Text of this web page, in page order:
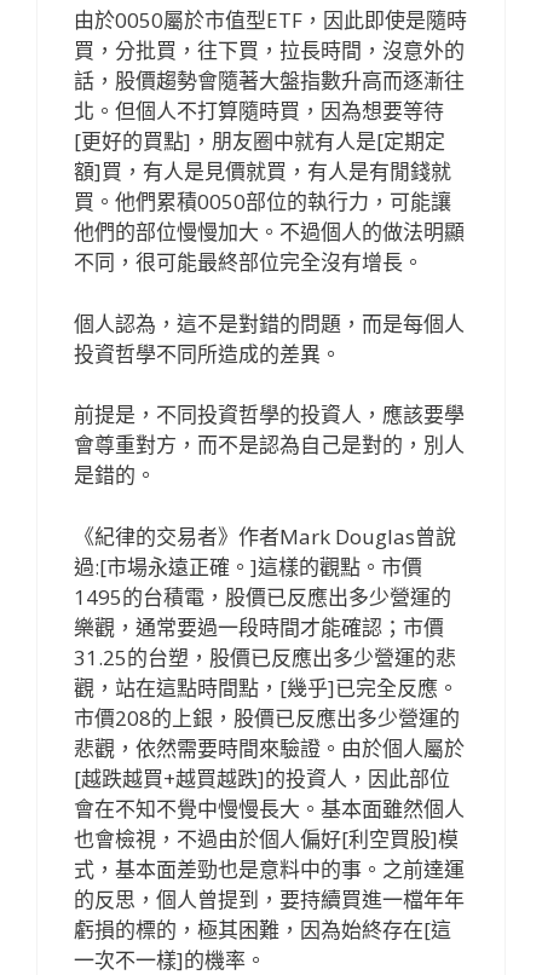
由於0050屬於市值型ETF，因此即使是隨時
買，分批買，往下買，拉長時間，沒意外的
話，股價趨勢會隨著大盤指數升高而逐漸往
北。但個人不打算隨時買，因為想要等待
[更好的買點]，朋友圈中就有人是[定期定
額]買，有人是見價就買，有人是有閒錢就
買。他們累積0050部位的執行力，可能讓
他們的部位慢慢加大。不過個人的做法明顯
不同，很可能最終部位完全沒有增長。
個人認為，這不是對錯的問題，而是每個人
投資哲學不同所造成的差異。
前提是，不同投資哲學的投資人，應該要學
會尊重對方，而不是認為自己是對的，別人
是錯的。
《紀律的交易者》作者Mark Douglas曾說
過:[市場永遠正確。]這樣的觀點。市價
1495的台積電，股價已反應出多少營運的
樂觀，通常要過一段時間才能確認；市價
31.25的台塑，股價已反應出多少營運的悲
觀，站在這點時間點，[幾乎]已完全反應。
市價208的上銀，股價已反應出多少營運的
悲觀，依然需要時間來驗證。由於個人屬於
[越跌越買+越買越跌]的投資人，因此部位
會在不知不覺中慢慢長大。基本面雖然個人
也會檢視，不過由於個人偏好[利空買股]模
式，基本面差勁也是意料中的事。之前達運
的反思，個人曾提到，要持續買進一檔年年
虧損的標的，極其困難，因為始終存在[這
一次不一樣]的機率。